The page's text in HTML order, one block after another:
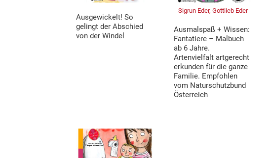
Ausgewickelt! So
gelingt der Abschied
von der Windel
Sigrun Eder, Gottlieb Eder
Ausmalspaß + Wissen:
Fantatiere – Malbuch
ab 6 Jahre.
Artenvielfalt artgerecht
erkunden für die ganze
Familie. Empfohlen
vom Naturschutzbund
Österreich